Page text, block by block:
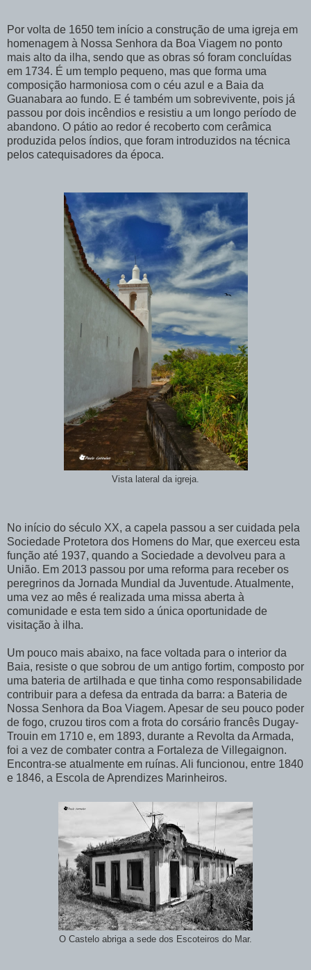
Por volta de 1650 tem início a construção de uma igreja em
homenagem à Nossa Senhora da Boa Viagem no ponto
mais alto da ilha, sendo que as obras só foram concluídas
em 1734. É um templo pequeno, mas que forma uma
composição harmoniosa com o céu azul e a Baia da
Guanabara ao fundo. E é também um sobrevivente, pois já
passou por dois incêndios e resistiu a um longo período de
abandono. O pátio ao redor é recoberto com cerâmica
produzida pelos índios, que foram introduzidos na técnica
pelos catequisadores da época.
Vista lateral da igreja.
No início do século XX, a capela passou a ser cuidada pela
Sociedade Protetora dos Homens do Mar, que exerceu esta
função até 1937, quando a Sociedade a devolveu para a
União. Em 2013 passou por uma reforma para receber os
peregrinos da Jornada Mundial da Juventude. Atualmente,
uma vez ao mês é realizada uma missa aberta à
comunidade e esta tem sido a única oportunidade de
visitação à ilha.
Um pouco mais abaixo, na face voltada para o interior da
Baia, resiste o que sobrou de um antigo fortim, composto por
uma bateria de artilhada e que tinha como responsabilidade
contribuir para a defesa da entrada da barra: a Bateria de
Nossa Senhora da Boa Viagem. Apesar de seu pouco poder
de fogo, cruzou tiros com a frota do corsário francês Dugay-
Trouin em 1710 e, em 1893, durante a Revolta da Armada,
foi a vez de combater contra a Fortaleza de Villegaignon.
Encontra-se atualmente em ruínas. Ali funcionou, entre 1840
e 1846, a Escola de Aprendizes Marinheiros.
O Castelo abriga a sede dos Escoteiros do Mar.